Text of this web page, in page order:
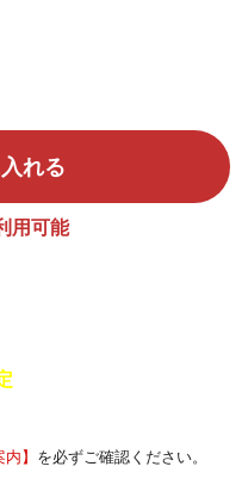
れる
用可能
】 を必ずご確認ください。